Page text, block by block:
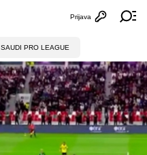
Otvori
Prijava
SAUDI PRO LEAGUE